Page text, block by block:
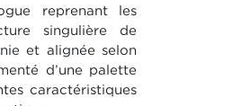
reprenant les
singulière de
et alignée selon
d’une palette
caractéristiques